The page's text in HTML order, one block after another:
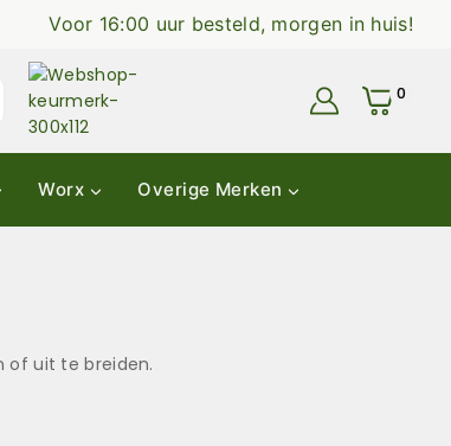
Voor 16:00 uur besteld, morgen in huis!
0
Worx Overige Merken
of uit te breiden.